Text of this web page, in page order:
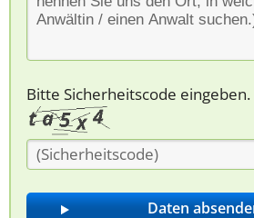
Bitte Sicherheitscode eingeben.